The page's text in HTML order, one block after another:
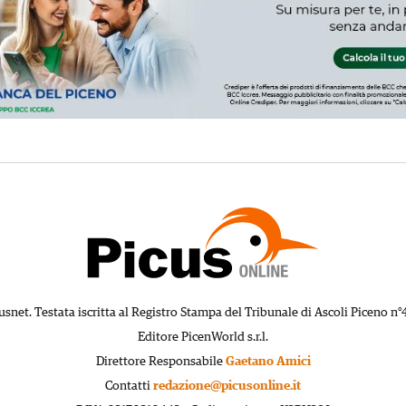
Testata iscritta al Registro Stampa del Tribunale di Ascoli Piceno
Editore PicenWorld s.r.l.
Direttore Responsabile Gaetano Amici
Contatti redazione@picusonline.it